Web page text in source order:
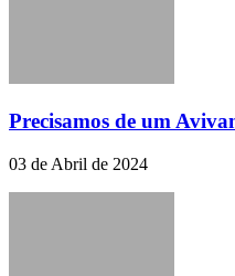
Precisamos de um
03 de Abril de 2024